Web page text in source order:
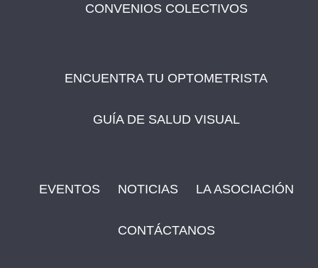
CONVENIOS COLECTIVOS
ENCUENTRA TU OPTOMETRISTA
GUÍA DE SALUD VISUAL
EVENTOS NOTICIAS LA ASOCIACIÓN
CONTÁCTANOS